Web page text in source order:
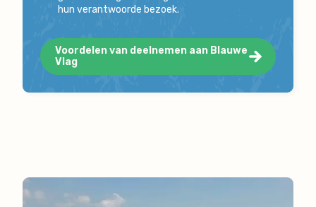
hun verantwoorde bezoek.
Voordelen van deelnemen aan Blauwe
Vlag